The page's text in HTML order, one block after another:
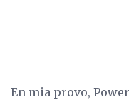
En mia provo,